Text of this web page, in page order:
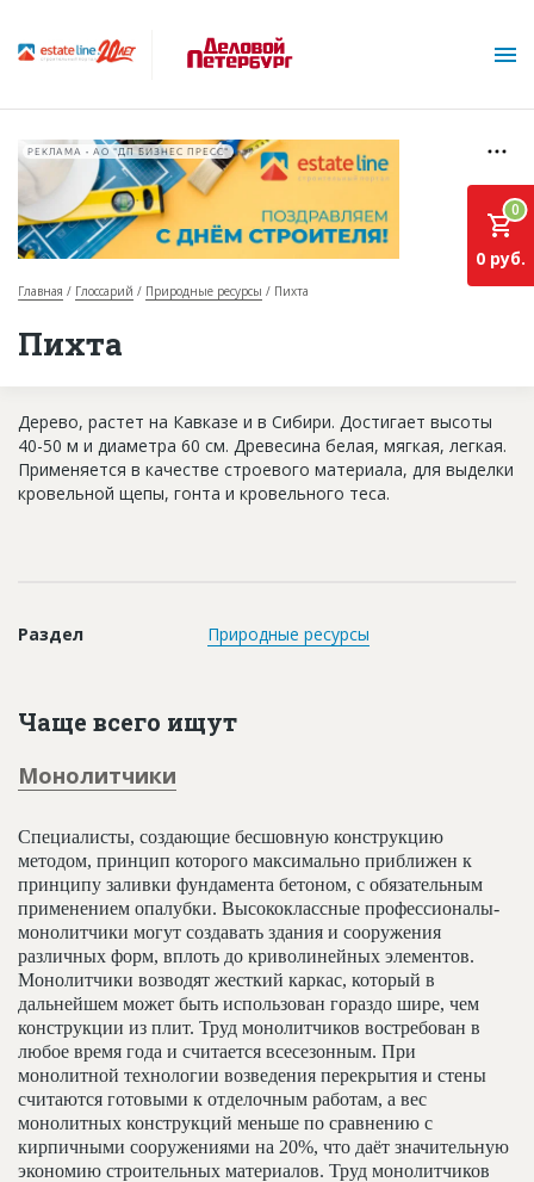
О проекте
База строящихся объектов
Инвестпроекты
Глоссарий
Пресс-релизы
Контакты
Личный кабинет
РЕКЛАМА • АО "ДП БИЗНЕС ПРЕСС"
Главная Глоссарий Природные ресурсы Пихта
Пихта
0
0 руб.
Дерево, растет на Кавказе и в Сибири. Достигает высоты
40-50 м и диаметра 60 см. Древесина белая, мягкая, легкая.
Применяется в качестве строевого материала, для выделки
кровельной щепы, гонта и кровельного теса.
Раздел Природные ресурсы
Чаще всего ищут
Монолитчики
Специалисты, создающие бесшовную конструкцию
методом, принцип которого максимально приближен к
принципу заливки фундамента бетоном, с обязательным
применением опалубки. Высококлассные профессионалы-
монолитчики могут создавать здания и сооружения
различных форм, вплоть до криволинейных элементов.
Монолитчики возводят жесткий каркас, который в
дальнейшем может быть использован гораздо шире, чем
конструкции из плит. Труд монолитчиков востребован в
любое время года и считается всесезонным. При
монолитной технологии возведения перекрытия и стены
считаются готовыми к отделочным работам, а вес
монолитных конструкций меньше по сравнению с
кирпичными сооружениями на 20%, что даёт значительную
экономию строительных материалов. Труд монолитчиков